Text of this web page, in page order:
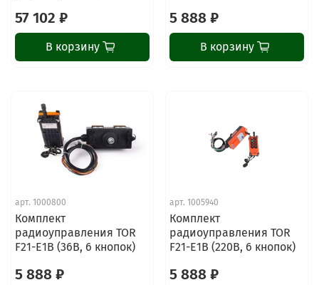
57 102 ₽
В корзину
5 888 ₽
В корзину
арт. 1000800
Комплект
радиоуправления TOR
F21-E1B (36В, 6 кнопок)
5 888 ₽
арт. 1005940
Комплект
радиоуправления TOR
F21-E1B (220В, 6 кнопок)
5 888 ₽